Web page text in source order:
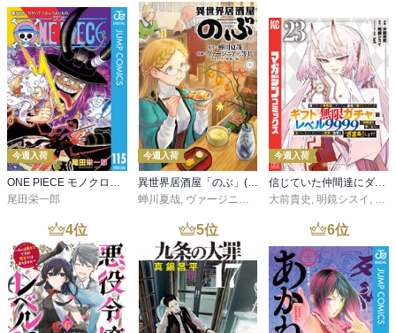
今週入荷
尾田栄一郎
今週入荷
蝉川夏哉 ヴァージニア二等兵 ,転
今週入荷
大前貴史 明鏡シスイ
4位 5位 6位